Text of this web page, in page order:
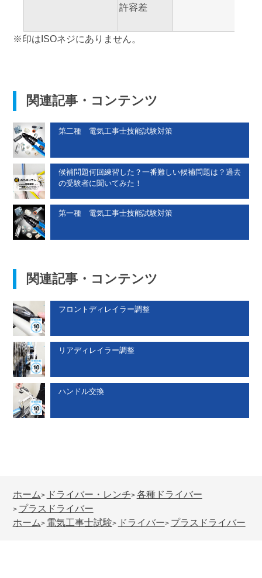
許容差
※印はISOネジにありません。
関連記事・コンテンツ
第二種 電気工事士技能試験対策
候補問題何回練習した？一番難しい候補問題は？過去
の受験者に聞いてみた！
第一種 電気工事士技能試験対策
関連記事・コンテンツ
フロントディレイラー調整
リアディレイラー調整
ハンドル交換
ホーム> ドライバー・レンチ> 各種ドライバー
> プラスドライバー
ホーム> 電気工事士試験> ドライバー> プラスドライバー